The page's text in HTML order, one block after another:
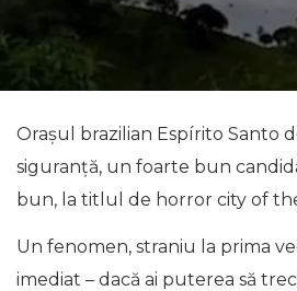
Orașul brazilian Espírito Santo
siguranță, un foarte bun
bun, la titlul de horror city of
Un fenomen, straniu la prima
imediat – dacă ai puterea să